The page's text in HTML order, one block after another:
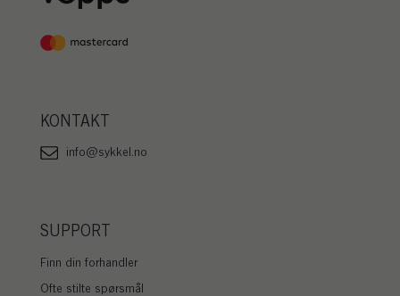
KONTAKT
info@sykkel.no
SUPPORT
Finn din forhandler
Ofte stilte spørsmål